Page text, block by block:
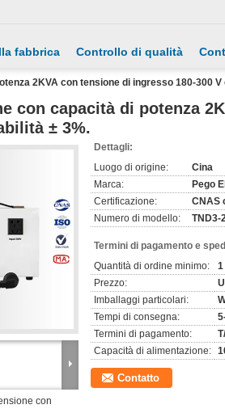
fabbrica Controllo di qualità
2KVA con tensione di ingresso 180-300 V
con capacità di potenza
± 3%.
con
Dettagli:
Luogo di origine:
Cina
Marca:
Pego
Certificazione:
CNAS
Numero di modello:
TND3-
Termini di pagamento e
Quantità di ordine minimo:
Prezzo:
Imballaggi particolari:
Tempi di consegna:
Termini di pagamento:
Capacità di alimentazione:
Contatto